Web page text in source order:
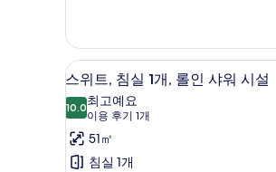
진
모
두
보
기
즈
침
대
개
세
히
스
위
트,
침
실
디지
6
스위트, 침실 1개, 롤인 샤워 시설
10.010.0점 만점 중 10점
최고예요
이용 후기 1개
(이
용
후
51㎡
침실 1개